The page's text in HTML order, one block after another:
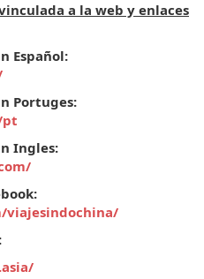
a la web y enlaces
Español:
Portuges:
pt
Ingles:
viajesindochina/